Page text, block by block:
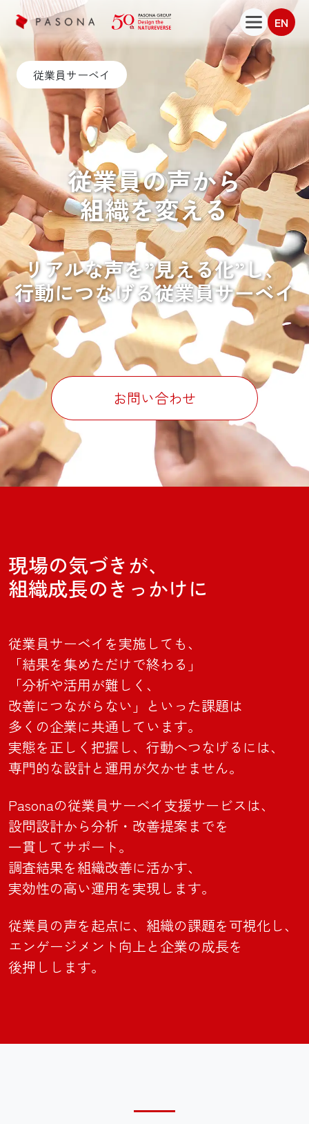
EN
従業員サーベイ
従業員の声から
組織を変える
リアルな声を”見える化”し、
行動につなげる従業員サーベイ
お問い合わせ
現場の気づきが、
組織成長のきっかけに
従業員サーベイを実施しても、
「結果を集めただけで終わる」
「分析や活用が難しく、
改善につながらない」 といった課題は
多くの企業に共通しています。
実態を正しく把握し、 行動へつなげるには、
専門的な設計と運用が欠かせません。
Pasonaの従業員サーベイ支援サービスは、
設問設計から分析・ 改善提案までを
一貫してサポート。
調査結果を組織改善に活かす、
実効性の高い運用を実現します。
従業員の声を起点に、 組織の課題を可視化し、
エンゲージメント向上と企業の成長を
後押しします。